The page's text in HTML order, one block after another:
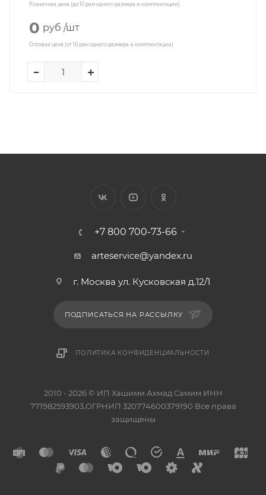
Розничная цена (до 10 рам одного размера и комплектации)
0 руб /шт
Оптовая цена (от 10 рам одного размера и комплектации)
+7 800 700-73-66
arteservice@yandex.ru
г. Москва ул. Кусковская д.12/1
ПОДПИСАТЬСЯ НА РАССЫЛКУ
ПОЛИТИКА КОНФИДЕНЦИАЛЬНОСТИ
2010 - 2026 © ИП Хашими Ахмад Самим ИНН
771982593903,ОГРНИП 320774600379190 Все права
защищены